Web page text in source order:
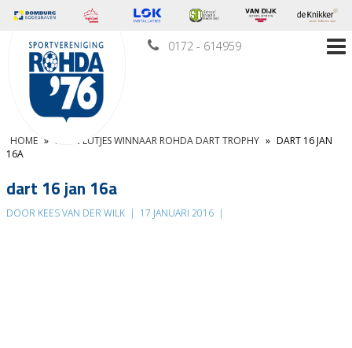
0172 - 614959
HOME » KEVIN LUTJES WINNAAR ROHDA DART TROPHY » DART 16 JAN
16A
dart 16 jan 16a
DOOR KEES VAN DER WILK | 17 JANUARI 2016 |